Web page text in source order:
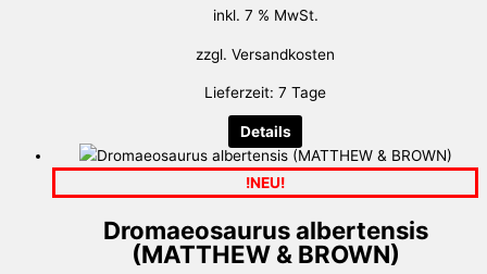
inkl. 7 % MwSt.
zzgl. Versandkosten
Lieferzeit: 7 Tage
Details
!NEU!
Dromaeosaurus albertensis
(MATTHEW & BROWN)